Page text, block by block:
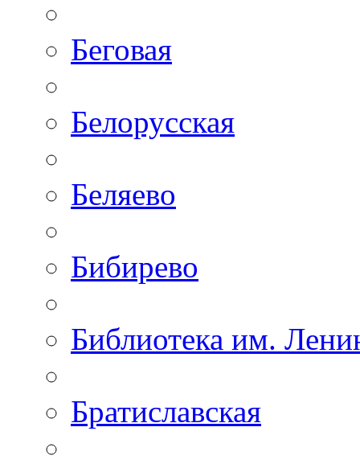
Беговая
Белорусская
Беляево
Бибирево
Библиотека им.
Братиславская